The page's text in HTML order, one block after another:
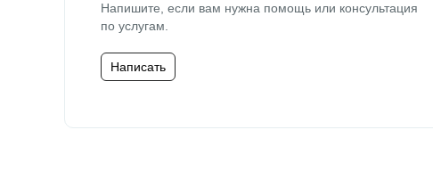
Напишите, если вам нужна помощь или консультация
по услугам.
Написать